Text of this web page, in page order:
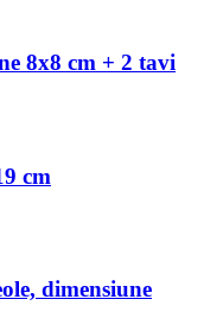
8x8 cm + 2 tavi
cm
dimensiune